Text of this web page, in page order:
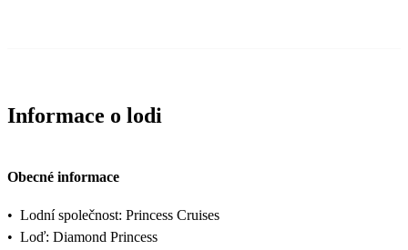
Informace o lodi
Obecné informace
• Lodní společnost: Princess Cruises
• Loď: Diamond Princess